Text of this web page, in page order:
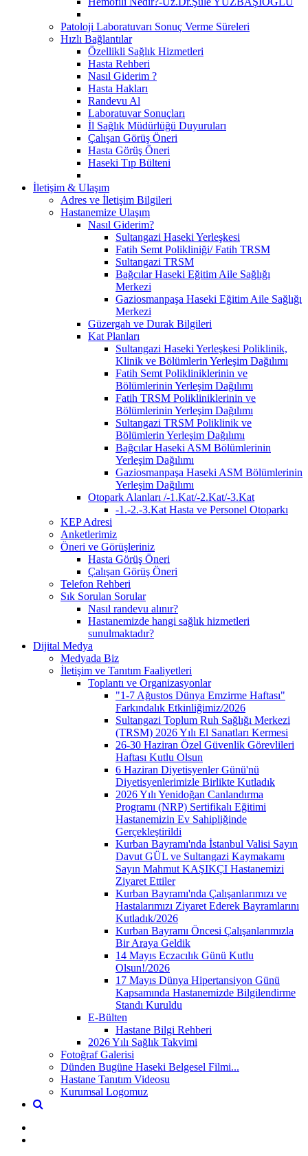
Patoloji Laboratuvarı Sonuç Verme Süreleri
Hızlı Bağlantılar
Özellikli Sağlık Hizmetleri
Hasta Rehberi
Nasıl Giderim ?
Hasta Hakları
Randevu Al
Laboratuvar Sonuçları
İl Sağlık Müdürlüğü Duyuruları
Çalışan Görüş Öneri
Hasta Görüş Öneri
Haseki Tıp Bülteni
İletişim & Ulaşım
Adres ve İletişim Bilgileri
Hastanemize Ulaşım
Nasıl Giderim?
Sultangazi Haseki Yerleşkesi
Fatih Semt Polikliniği/ Fatih TRSM
Sultangazi TRSM
Bağcılar Haseki Eğitim Aile Sağlığı
Merkezi
Gaziosmanpaşa Haseki Eğitim Aile Sağlığı
Merkezi
Güzergah ve Durak Bilgileri
Kat Planları
Sultangazi Haseki Yerleşkesi Poliklinik,
Klinik ve Bölümlerin Yerleşim Dağılımı
Fatih Semt Polikliniklerinin ve
Bölümlerinin Yerleşim Dağılımı
Fatih TRSM Polikliniklerinin ve
Bölümlerinin Yerleşim Dağılımı
Sultangazi TRSM Poliklinik ve
Bölümlerin Yerleşim Dağılımı
Bağcılar Haseki ASM Bölümlerinin
Yerleşim Dağılımı
Gaziosmanpaşa Haseki ASM Bölümlerinin
Yerleşim Dağılımı
Otopark Alanları /-1.Kat/-2.Kat/-3.Kat
-1.-2.-3.Kat Hasta ve Personel Otoparkı
KEP Adresi
Anketlerimiz
Öneri ve Görüşleriniz
Hasta Görüş Öneri
Çalışan Görüş Öneri
Telefon Rehberi
Sık Sorulan Sorular
Nasıl randevu alınır?
Hastanemizde hangi sağlık hizmetleri
sunulmaktadır?
Dijital Medya
Medyada Biz
İletişim ve Tanıtım Faaliyetleri
Toplantı ve Organizasyonlar
"1-7 Ağustos Dünya Emzirme Haftası"
Farkındalık Etkinliğimiz/2026
Sultangazi Toplum Ruh Sağlığı Merkezi
(TRSM) 2026 Yılı El Sanatları Kermesi
26-30 Haziran Özel Güvenlik Görevlileri
Haftası Kutlu Olsun
6 Haziran Diyetisyenler Günü'nü
Diyetisyenlerimizle Birlikte Kutladık
2026 Yılı Yenidoğan Canlandırma
Programı (NRP) Sertifikalı Eğitimi
Hastanemizin Ev Sahipliğinde
Gerçekleştirildi
Kurban Bayramı'nda İstanbul Valisi Sayın
Davut GÜL ve Sultangazi Kaymakamı
Sayın Mahmut KAŞIKÇI Hastanemizi
Ziyaret Ettiler
Kurban Bayramı'nda Çalışanlarımızı ve
Hastalarımızı Ziyaret Ederek Bayramlarını
Kutladık/2026
Kurban Bayramı Öncesi Çalışanlarımızla
Bir Araya Geldik
14 Mayıs Eczacılık Günü Kutlu
Olsun!/2026
17 Mayıs Dünya Hipertansiyon Günü
Kapsamında Hastanemizde Bilgilendirme
Standı Kuruldu
E-Bülten
Hastane Bilgi Rehberi
2026 Yılı Sağlık Takvimi
Fotoğraf Galerisi
Dünden Bugüne Haseki Belgesel Filmi...
Hastane Tanıtım Videosu
Kurumsal Logomuz